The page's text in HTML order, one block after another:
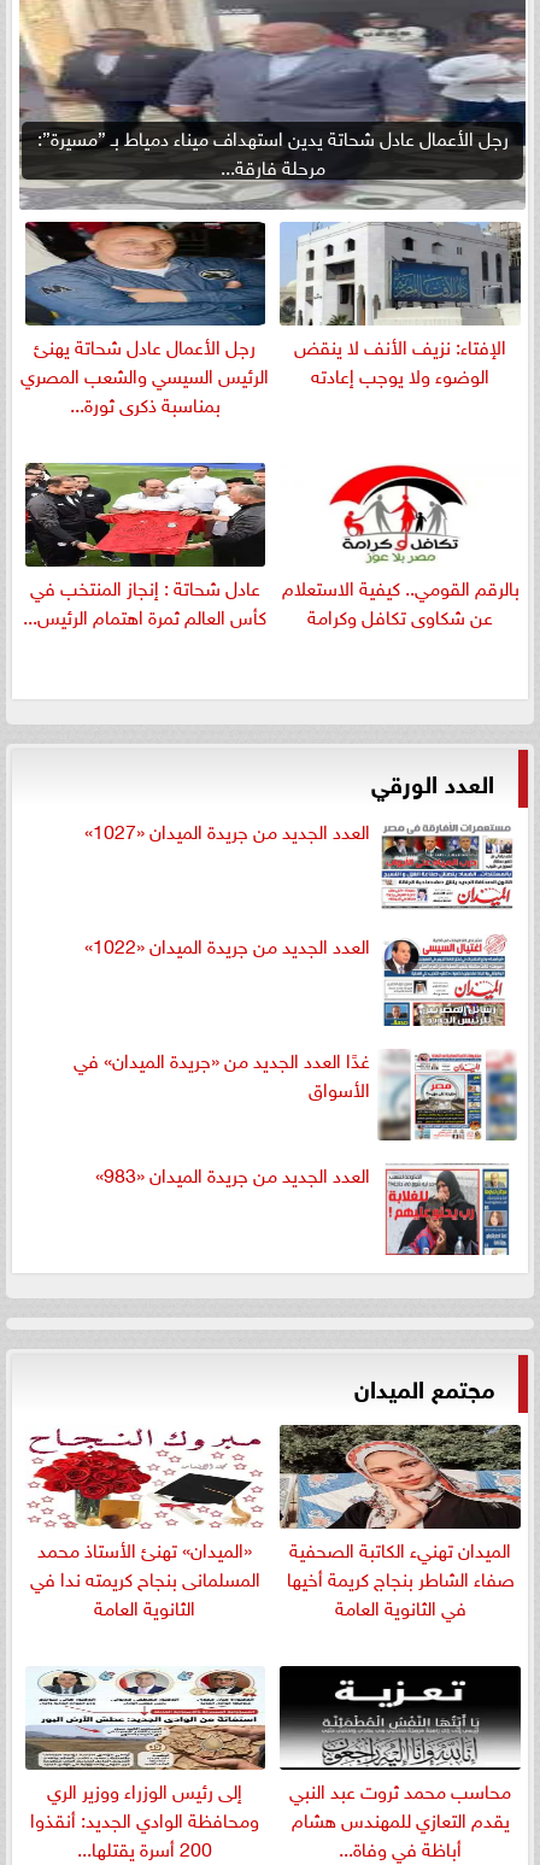
رجل الأعمال عادل شحاتة يدين استهداف ميناء دمياط بـ ”مسيرة”:
مرحلة فارقة...
الإفتاء: نزيف الأنف لا ينقض
الوضوء ولا يوجب إعادته
رجل الأعمال عادل شحاتة يهنئ
الرئيس السيسي والشعب المصري
بمناسبة ذكرى ثورة...
بالرقم القومي.. كيفية الاستعلام
عن شكاوى تكافل وكرامة
عادل شحاتة : إنجاز المنتخب في
كأس العالم ثمرة اهتمام الرئيس...
العدد الورقي
العدد الجديد من جريدة الميدان «1027»
العدد الجديد من جريدة الميدان «1022»
غدًا العدد الجديد من «جريدة الميدان» في
الأسواق
العدد الجديد من جريدة الميدان «983»
مجتمع الميدان
الميدان تهنيء الكاتبة الصحفية
صفاء الشاطر بنجاج كريمة أخيها
في الثانوية العامة
«الميدان» تهنئ الأستاذ محمد
المسلمانى بنجاح كريمته ندا في
الثانوية العامة
​محاسب محمد ثروت عبد النبي
يقدم التعازي للمهندس هشام
أباظة في وفاة...
إلى رئيس الوزراء ووزير الري
ومحافظة الوادي الجديد: أنقذوا
200 أسرة يقتلها...